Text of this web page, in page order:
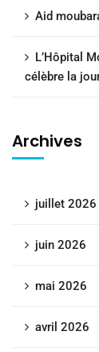
Aid
L’Hôpital
célèbre la
Archives
juillet 2026
juin 2026
mai 2026
avril 2026